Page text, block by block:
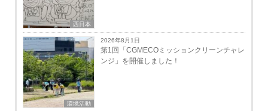
西日本
環境活動
2026年8月1日
第1回「CGMECOミッションクリーンチャレ
ンジ」を開催しました！